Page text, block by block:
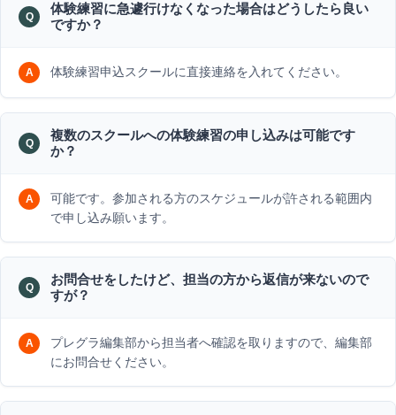
体験練習に急遽行けなくなった場合はどうしたら良い
ですか？
体験練習申込スクールに直接連絡を入れてください。
複数のスクールへの体験練習の申し込みは可能です
か？
可能です。参加される方のスケジュールが許される範囲内
で申し込み願います。
お問合せをしたけど、担当の方から返信が来ないので
すが？
プレグラ編集部から担当者へ確認を取りますので、編集部
にお問合せください。